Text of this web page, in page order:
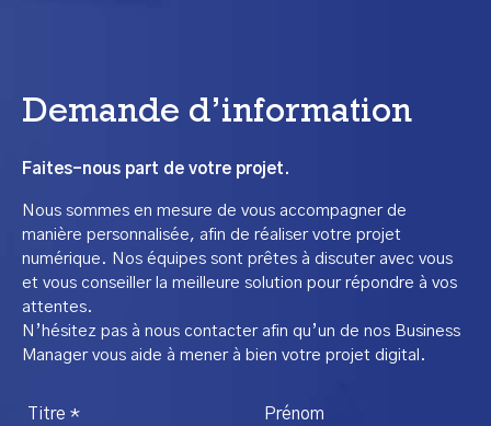
Demande d’information
Faites-nous part de votre projet.
Nous sommes en mesure de vous accompagner de
manière personnalisée, afin de réaliser votre projet
numérique. Nos équipes sont prêtes à discuter avec vous
et vous conseiller la meilleure solution pour répondre à vos
attentes.
N’hésitez pas à nous contacter afin qu’un de nos Business
Manager vous aide à mener à bien votre projet digital.
Titre * Prénom